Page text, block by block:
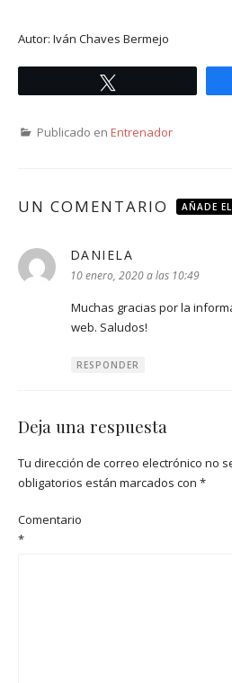
Autor: Iván Chaves Bermejo
Publicado en Entrenador
UN COMENTARIO AÑADE
DANIELA
10 enero, 2020 a las 10:49
Muchas gracias por la
web. Saludos!
RESPONDER
Deja una respuesta
Tu dirección de correo electrónico no
obligatorios están marcados con *
Comentario
*